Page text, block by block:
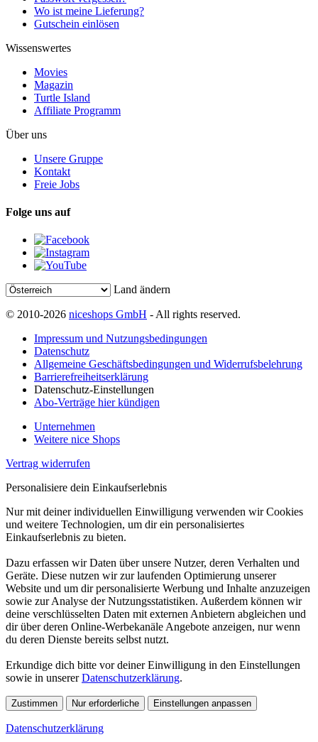
Wo ist meine Lieferung?
Gutschein einlösen
Wissenswertes
Movies
Magazin
Turtle Island
Affiliate Programm
Über uns
Unsere Gruppe
Kontakt
Freie Jobs
Folge uns auf
Land ändern
© 2010-2026 niceshops GmbH - All rights reserved.
Impressum und Nutzungsbedingungen
Datenschutz
Allgemeine Geschäftsbedingungen und Widerrufsbelehrung
Barrierefreiheitserklärung
Datenschutz-Einstellungen
Abo-Verträge hier kündigen
Unternehmen
Weitere nice Shops
Vertrag widerrufen
Personalisiere dein Einkaufserlebnis
Nur mit deiner individuellen Einwilligung verwenden wir Cookies
und weitere Technologien, um dir ein personalisiertes
Einkaufserlebnis zu bieten.
Dazu erfassen wir Daten über unsere Nutzer, deren Verhalten und
Geräte. Diese nutzen wir zur laufenden Optimierung unserer
Website und um dir personalisierte Werbung und Inhalte anzuzeigen
sowie zur Analyse der Nutzungsstatistiken. Außerdem können wir
deine verschlüsselten Daten mit externen Anbietern abgleichen und
dir über deren Online-Werbekanäle Angebote anzeigen, nur wenn
du deren Dienste bereits selbst nutzt.
Erkundige dich bitte vor deiner Einwilligung in den Einstellungen
sowie in unsererDatenschutzerklärung.
Zustimmen Nur erforderliche Einstellungen anpassen
Datenschutzerklärung